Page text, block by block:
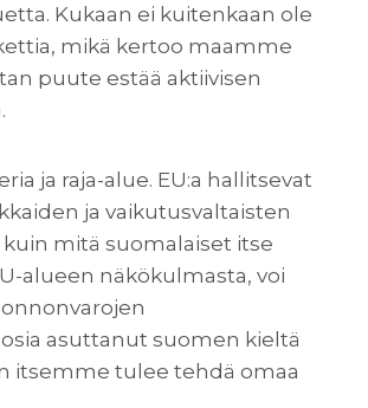
Kukaan ei kuitenkaan ole
mikä kertoo maamme
puute estää aktiivisen
ja raja-alue. EU:a hallitsevat
ja vaikutusvaltaisten
mitä suomalaiset itse
alueen näkökulmasta, voi
asuttanut suomen kieltä
itsemme tulee tehdä omaa